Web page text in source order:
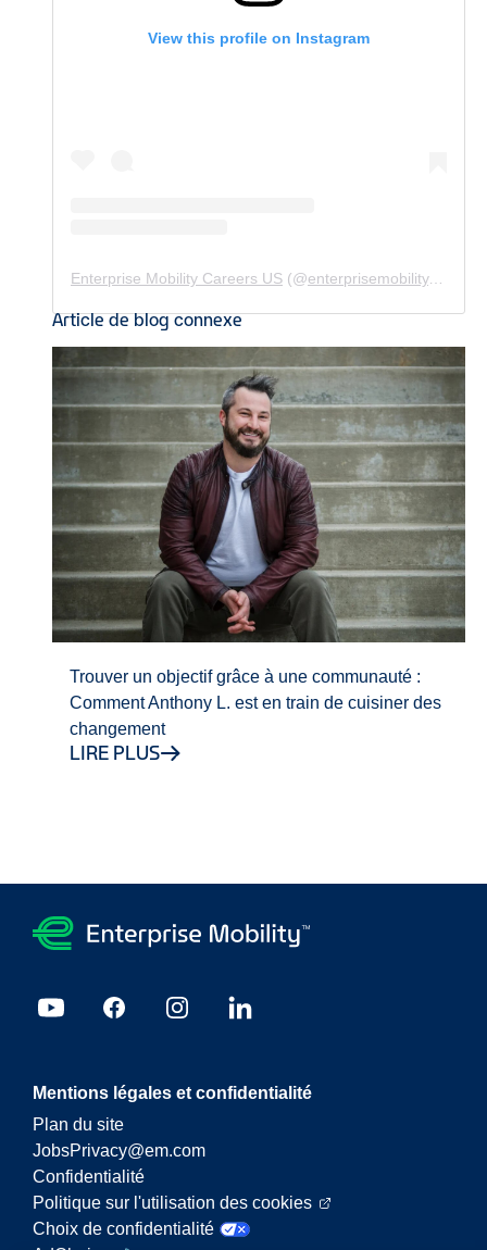
View this profile on Instagram
Enterprise Mobility Careers US (@enterprisemobility.careers.us
Article de blog connexe
Trouver un objectif grâce à une communauté :
Comment Anthony L. est en train de cuisiner des
changement
LIRE PLUS
Mentions légales et confidentialité
Plan du site
JobsPrivacy@em.com
Confidentialité
Politique sur l'utilisation des cookies
Choix de confidentialité